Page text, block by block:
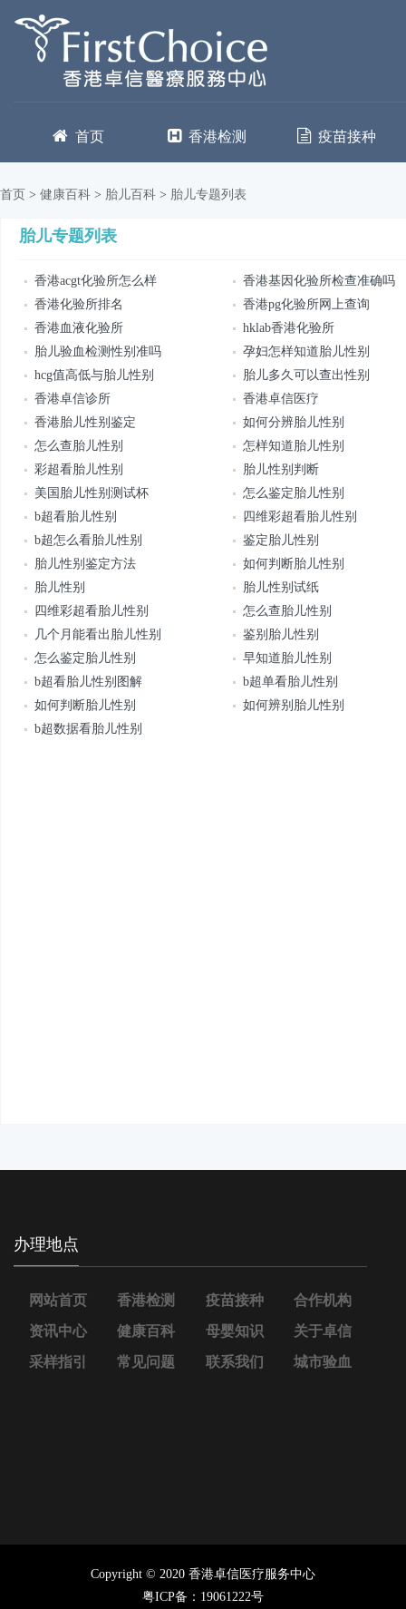
首页 香港检测 疫苗接种
首页 > 健康百科 > 胎儿百科 > 胎儿专题列表
胎儿专题列表
香港acgt化验所怎么样
香港基因化验所检查准确吗
香港化验所排名
香港pg化验所网上查询
香港血液化验所
hklab香港化验所
胎儿验血检测性别准吗
孕妇怎样知道胎儿性别
hcg值高低与胎儿性别
胎儿多久可以查出性别
香港卓信诊所
香港卓信医疗
香港胎儿性别鉴定
如何分辨胎儿性别
怎么查胎儿性别
怎样知道胎儿性别
彩超看胎儿性别
胎儿性别判断
美国胎儿性别测试杯
怎么鉴定胎儿性别
b超看胎儿性别
四维彩超看胎儿性别
b超怎么看胎儿性别
鉴定胎儿性别
胎儿性别鉴定方法
如何判断胎儿性别
胎儿性别
胎儿性别试纸
四维彩超看胎儿性别
怎么查胎儿性别
几个月能看出胎儿性别
鉴别胎儿性别
怎么鉴定胎儿性别
早知道胎儿性别
b超看胎儿性别图解
b超单看胎儿性别
如何判断胎儿性别
如何辨别胎儿性别
b超数据看胎儿性别
办理地点
网站首页 香港检测 疫苗接种
合作机构
资讯中心
健康百科 母婴知识
关于卓信
采样指引
常见问题 联系我们 城市验血
Copyright © 2020 香港卓信医疗服务中心
粤ICP备：19061222号